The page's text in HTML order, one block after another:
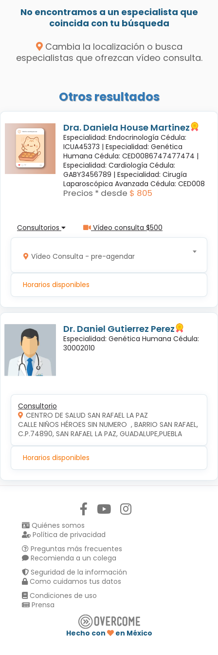
No encontramos a un especialista que
coincida con tu búsqueda
Cambia la localización o busca
especialistas que ofrezcan vídeo consulta.
Otros resultados
Dra. Daniela House Martinez
Especialidad: Endocrinología Cédula:
ICUA45373 | Especialidad: Genética
Humana Cédula: CED0086747477474 |
Especialidad: Cardiología Cédula:
GABY3456789 | Especialidad: Cirugía
Laparoscópica Avanzada Cédula: CED008
Precios * desde $ 805
Consultorios Vídeo consulta $500
Vídeo Consulta - pre-agendar
Horarios disponibles
Dr. Daniel Gutierrez Perez
Especialidad: Genética Humana Cédula:
30002010
Consultorio
CENTRO DE SALUD SAN RAFAEL LA PAZ
CALLE NIÑOS HÉROES SIN NUMERO  , BARRIO SAN RAFAEL,
C.P.74890, SAN RAFAEL LA PAZ, GUADALUPE,PUEBLA
Horarios disponibles
Quiénes somos
Política de privacidad
Preguntas más frecuentes
Recomienda a un colega
Seguridad de la información
Como cuidamos tus datos
Condiciones de uso
Prensa
Hecho con
en México